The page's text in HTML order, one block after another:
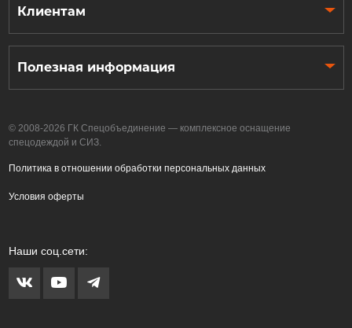
Клиентам
Полезная информация
© 2008-2026 ГК Спецобъединение — комплексное оснащение
спецодеждой и СИЗ.
Политика в отношении обработки персональных данных
Условия оферты
Наши соц.сети: